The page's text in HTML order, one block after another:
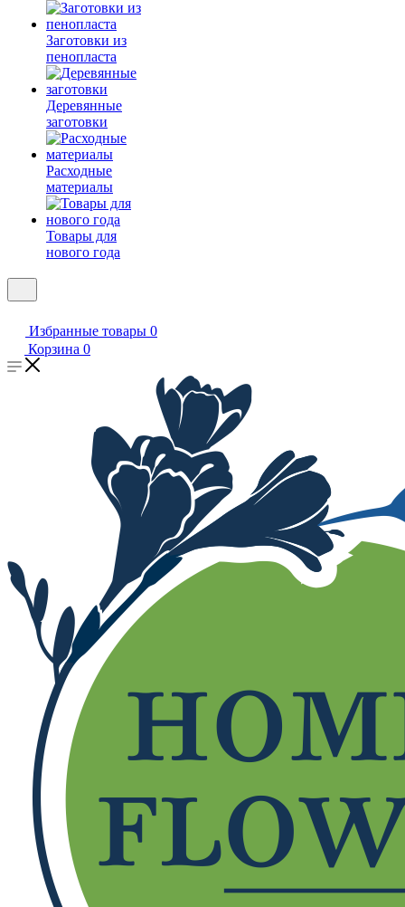
Заготовки из
пенопласта
Деревянные
заготовки
Расходные
материалы
Товары для
нового года
Избранные товары 0
Корзина 0